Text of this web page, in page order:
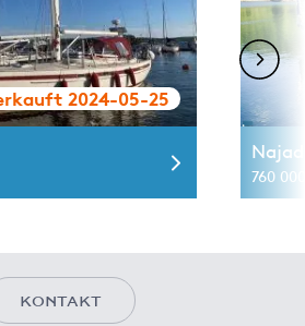
2024-05-25
760
KONTAKT